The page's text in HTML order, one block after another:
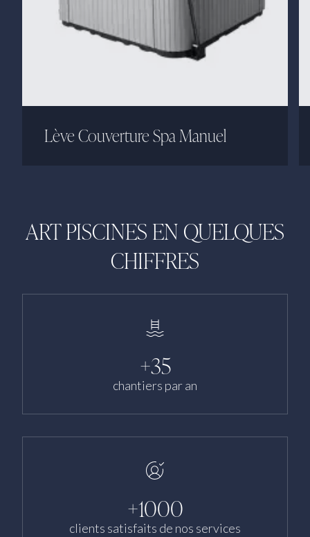
Lève Couverture Spa Manuel
ART PISCINES EN QUELQUES
CHIFFRES
+35
chantiers par an
+1000
clients satisfaits de nos services